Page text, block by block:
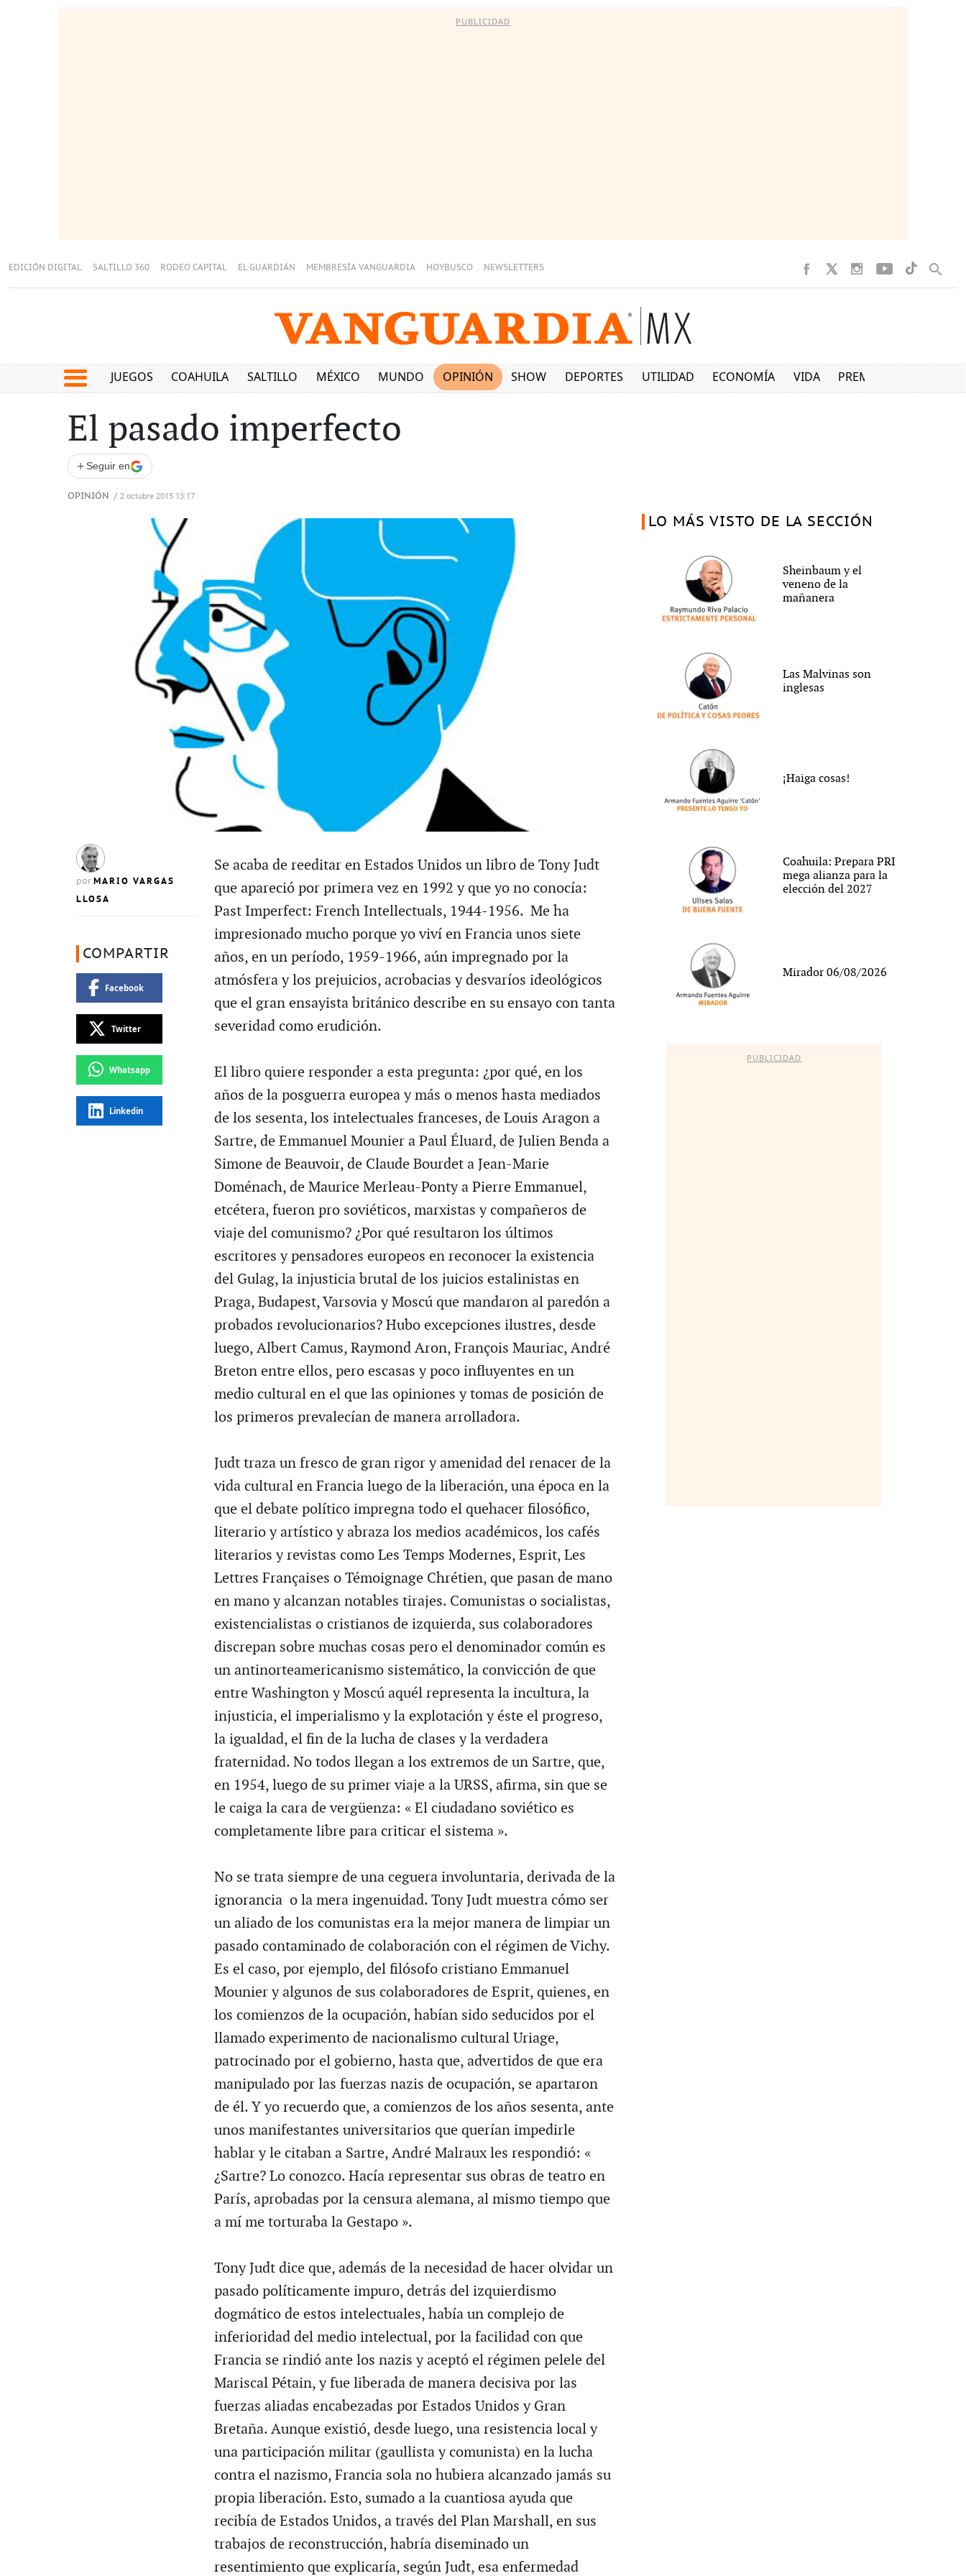
PUBLICIDAD
EDICIÓN DIGITAL SALTILLO 360 RODEO CAPITAL EL GUARDIÁN MEMBRESÍA VANGUARDIA HOYBUSCO NEWSLETTERS
JUEGOS COAHUILA SALTILLO MÉXICO MUNDO OPINIÓN SHOW DEPORTES UTILIDAD ECONOMÍA VIDA PREMIUM
El pasado imperfecto
+ Seguir en
OPINIÓN / 2 octubre 2015 13:17
por MARIO VARGAS
LLOSA
COMPARTIR
Facebook
Twitter
Whatsapp
Linkedin
Se acaba de reeditar en Estados Unidos un libro de Tony Judt
que apareció por primera vez en 1992 y que yo no conocía:
Past Imperfect: French Intellectuals, 1944-1956. Me ha
impresionado mucho porque yo viví en Francia unos siete
años, en un período, 1959-1966, aún impregnado por la
atmósfera y los prejuicios, acrobacias y desvaríos ideológicos
que el gran ensayista británico describe en su ensayo con tanta
severidad como erudición.
El libro quiere responder a esta pregunta: ¿por qué, en los
años de la posguerra europea y más o menos hasta mediados
de los sesenta, los intelectuales franceses, de Louis Aragon a
Sartre, de Emmanuel Mounier a Paul Éluard, de Julien Benda a
Simone de Beauvoir, de Claude Bourdet a Jean-Marie
Doménach, de Maurice Merleau-Ponty a Pierre Emmanuel,
etcétera, fueron pro soviéticos, marxistas y compañeros de
viaje del comunismo? ¿Por qué resultaron los últimos
escritores y pensadores europeos en reconocer la existencia
del Gulag, la injusticia brutal de los juicios estalinistas en
Praga, Budapest, Varsovia y Moscú que mandaron al paredón a
probados revolucionarios? Hubo excepciones ilustres, desde
luego, Albert Camus, Raymond Aron, François Mauriac, André
Breton entre ellos, pero escasas y poco influyentes en un
medio cultural en el que las opiniones y tomas de posición de
los primeros prevalecían de manera arrolladora.
Judt traza un fresco de gran rigor y amenidad del renacer de la
vida cultural en Francia luego de la liberación, una época en la
que el debate político impregna todo el quehacer filosófico,
literario y artístico y abraza los medios académicos, los cafés
literarios y revistas como Les Temps Modernes, Esprit, Les
Lettres Françaises o Témoignage Chrétien, que pasan de mano
en mano y alcanzan notables tirajes. Comunistas o socialistas,
existencialistas o cristianos de izquierda, sus colaboradores
discrepan sobre muchas cosas pero el denominador común es
un antinorteamericanismo sistemático, la convicción de que
entre Washington y Moscú aquél representa la incultura, la
injusticia, el imperialismo y la explotación y éste el progreso,
la igualdad, el fin de la lucha de clases y la verdadera
fraternidad. No todos llegan a los extremos de un Sartre, que,
en 1954, luego de su primer viaje a la URSS, afirma, sin que se
le caiga la cara de vergüenza: « El ciudadano soviético es
completamente libre para criticar el sistema ».
No se trata siempre de una ceguera involuntaria, derivada de la
ignorancia o la mera ingenuidad. Tony Judt muestra cómo ser
un aliado de los comunistas era la mejor manera de limpiar un
pasado contaminado de colaboración con el régimen de Vichy.
Es el caso, por ejemplo, del filósofo cristiano Emmanuel
Mounier y algunos de sus colaboradores de Esprit, quienes, en
los comienzos de la ocupación, habían sido seducidos por el
llamado experimento de nacionalismo cultural Uriage,
patrocinado por el gobierno, hasta que, advertidos de que era
manipulado por las fuerzas nazis de ocupación, se apartaron
de él. Y yo recuerdo que, a comienzos de los años sesenta, ante
unos manifestantes universitarios que querían impedirle
hablar y le citaban a Sartre, André Malraux les respondió: «
¿Sartre? Lo conozco. Hacía representar sus obras de teatro en
París, aprobadas por la censura alemana, al mismo tiempo que
a mí me torturaba la Gestapo ».
Tony Judt dice que, además de la necesidad de hacer olvidar un
pasado políticamente impuro, detrás del izquierdismo
dogmático de estos intelectuales, había un complejo de
inferioridad del medio intelectual, por la facilidad con que
Francia se rindió ante los nazis y aceptó el régimen pelele del
Mariscal Pétain, y fue liberada de manera decisiva por las
fuerzas aliadas encabezadas por Estados Unidos y Gran
Bretaña. Aunque existió, desde luego, una resistencia local y
una participación militar (gaullista y comunista) en la lucha
contra el nazismo, Francia sola no hubiera alcanzado jamás su
propia liberación. Esto, sumado a la cuantiosa ayuda que
recibía de Estados Unidos, a través del Plan Marshall, en sus
trabajos de reconstrucción, habría diseminado un
resentimiento que explicaría, según Judt, esa enfermedad
LO MÁS VISTO DE LA SECCIÓN
Sheinbaum y el
veneno de la
mañanera
Las Malvinas son
inglesas
¡Haiga cosas!
Coahuila: Prepara PRI
mega alianza para la
elección del 2027
Mirador 06/08/2026
PUBLICIDAD